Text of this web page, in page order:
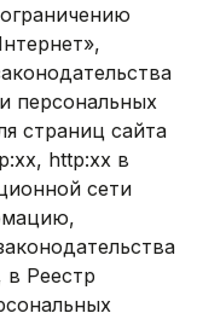
персональных
страниц сайта
http:хх в
сети
в Реестр